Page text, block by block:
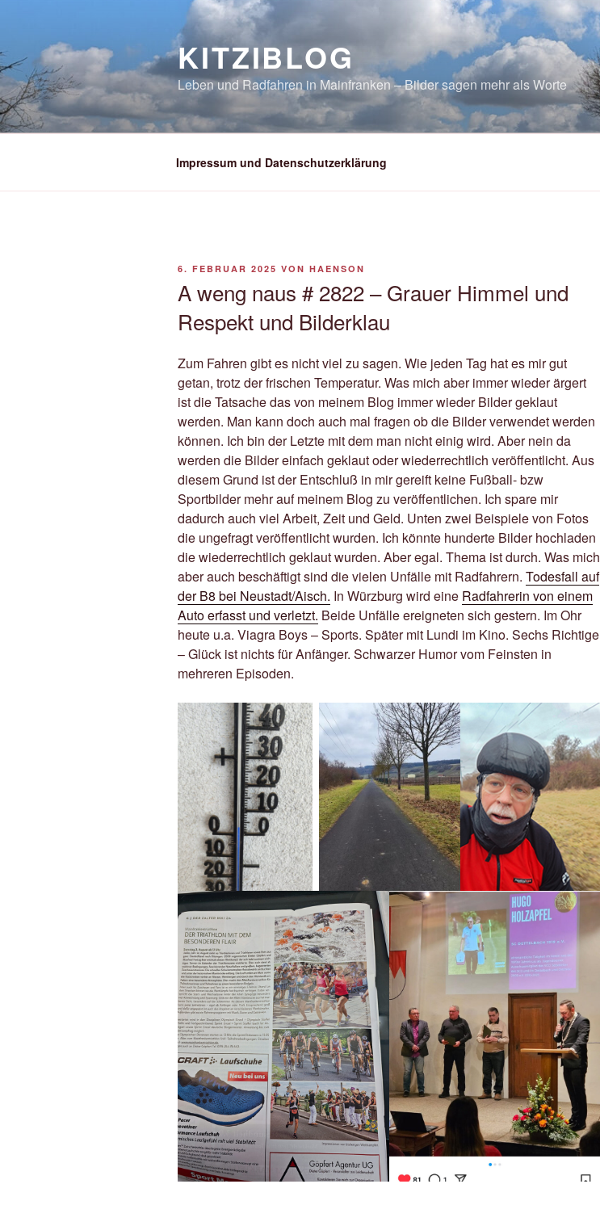
springen
KITZIBLOG
Leben und Radfahren in Mainfranken – Bilder sagen mehr als Worte
Impressum und Datenschutzerklärung
VERÖFFENTLICHT
6. FEBRUAR 2025 VON HAENSON
A weng naus # 2822 – Grauer Himmel und
Respekt und Bilderklau
Zum Fahren gibt es nicht viel zu sagen. Wie jeden Tag hat es mir gut
getan, trotz der frischen Temperatur. Was mich aber immer wieder ärgert
ist die Tatsache das von meinem Blog immer wieder Bilder geklaut
werden. Man kann doch auch mal fragen ob die Bilder verwendet werden
können. Ich bin der Letzte mit dem man nicht einig wird. Aber nein da
werden die Bilder einfach geklaut oder wiederrechtlich veröffentlicht. Aus
diesem Grund ist der Entschluß in mir gereift keine Fußball- bzw
Sportbilder mehr auf meinem Blog zu veröffentlichen. Ich spare mir
dadurch auch viel Arbeit, Zeit und Geld. Unten zwei Beispiele von Fotos
die ungefragt veröffentlicht wurden. Ich könnte hunderte Bilder hochladen
die wiederrechtlich geklaut wurden. Aber egal. Thema ist durch. Was mich
aber auch beschäftigt sind die vielen Unfälle mit Radfahrern. Todesfall auf
der B8 bei Neustadt/Aisch. In Würzburg wird eine Radfahrerin von einem
Auto erfasst und verletzt. Beide Unfälle ereigneten sich gestern. Im Ohr
heute u.a. Viagra Boys – Sports. Später mit Lundi im Kino. Sechs Richtige
– Glück ist nichts für Anfänger. Schwarzer Humor vom Feinsten in
mehreren Episoden.